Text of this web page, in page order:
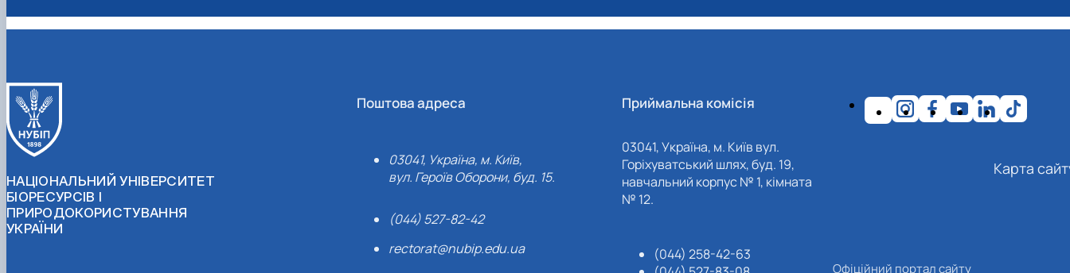
НАЦІОНАЛЬНИЙ УНІВЕРСИТЕТ
БІОРЕСУРСІВ І
ПРИРОДОКОРИСТУВАННЯ
УКРАЇНИ
Поштова адреса
03041, Україна, м. Київ,
вул. Героїв Оборони, буд. 15.
(044) 527-82-42
rectorat@nubip.edu.ua
Приймальна комісія
03041, Україна, м. Київ вул.
Горіхуватський шлях, буд. 19,
навчальний корпус № 1, кімната
№ 12.
(044) 258-42-63
Карта
Офіційний портал сайту